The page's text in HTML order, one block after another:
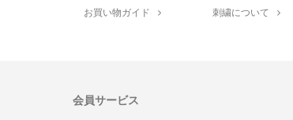
お買い物ガイド 刺繍について
会員サービス